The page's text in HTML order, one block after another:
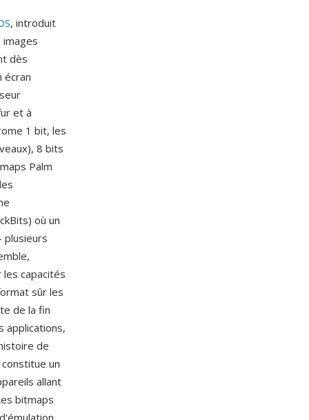
, introduit
dès
écran
et à
1 bit, les
8 bits
Palm
où un
capacités
sûr les
de la fin
applications,
de
un
allant
bitmaps